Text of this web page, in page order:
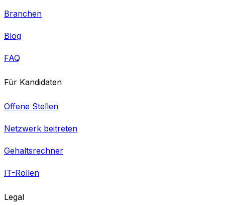
Branchen
Blog
FAQ
Für Kandidaten
Offene Stellen
Netzwerk beitreten
Gehaltsrechner
IT-Rollen
Legal